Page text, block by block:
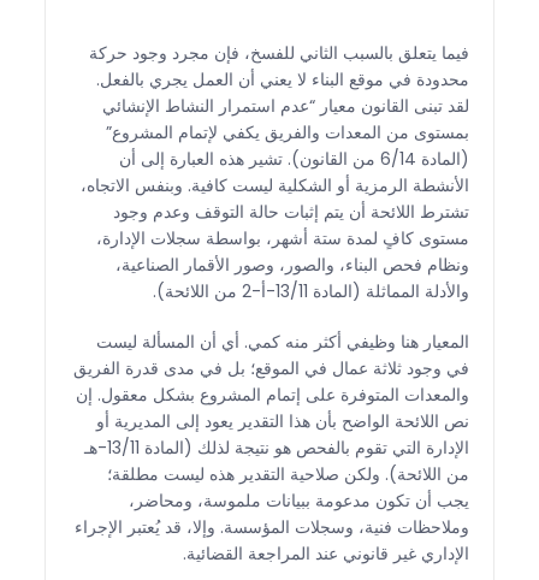
فيما يتعلق بالسبب الثاني للفسخ، فإن مجرد وجود حركة
محدودة في موقع البناء لا يعني أن العمل يجري بالفعل.
لقد تبنى القانون معيار “عدم استمرار النشاط الإنشائي
بمستوى من المعدات والفريق يكفي لإتمام المشروع”
(المادة 6/14 من القانون). تشير هذه العبارة إلى أن
الأنشطة الرمزية أو الشكلية ليست كافية. وبنفس الاتجاه،
تشترط اللائحة أن يتم إثبات حالة التوقف وعدم وجود
مستوى كافٍ لمدة ستة أشهر، بواسطة سجلات الإدارة،
ونظام فحص البناء، والصور، وصور الأقمار الصناعية،
والأدلة المماثلة (المادة 13/11-أ-2 من اللائحة).
المعيار هنا وظيفي أكثر منه كمي. أي أن المسألة ليست
في وجود ثلاثة عمال في الموقع؛ بل في مدى قدرة الفريق
والمعدات المتوفرة على إتمام المشروع بشكل معقول. إن
نص اللائحة الواضح بأن هذا التقدير يعود إلى المديرية أو
الإدارة التي تقوم بالفحص هو نتيجة لذلك (المادة 13/11-هـ
من اللائحة). ولكن صلاحية التقدير هذه ليست مطلقة؛
يجب أن تكون مدعومة ببيانات ملموسة، ومحاضر،
وملاحظات فنية، وسجلات المؤسسة. وإلا، قد يُعتبر الإجراء
الإداري غير قانوني عند المراجعة القضائية.